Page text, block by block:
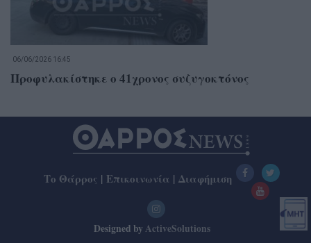
06/06/2026 16:45
Προφυλακίστηκε ο 41χρονος συζυγοκτόνος
Το Θάρρος | Επικοινωνία | Διαφήμιση
Designed by ActiveSolutions